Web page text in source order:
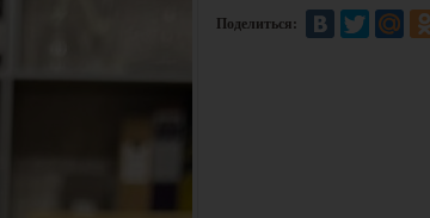
Поделиться: